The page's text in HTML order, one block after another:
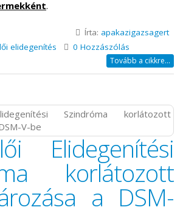
.
Írta: apakazigazsagert
elidegenítés 0 Hozzászólás
Tovább a cikkre...
Elidegenítési
korlátozott
a DSM-